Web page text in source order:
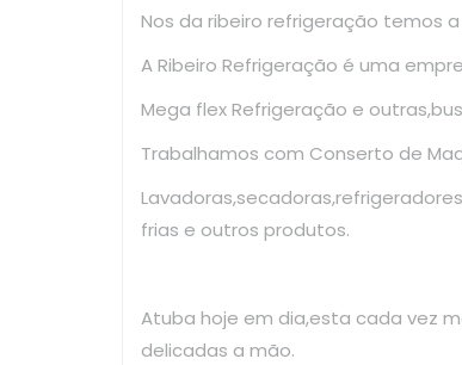
Nos da ribeiro refrigeração temos
A Ribeiro Refrigeração é uma
Mega flex Refrigeração e
Trabalhamos com Conserto de
frias e outros produtos.
Atuba hoje em dia,esta cada vez
delicadas a mão.